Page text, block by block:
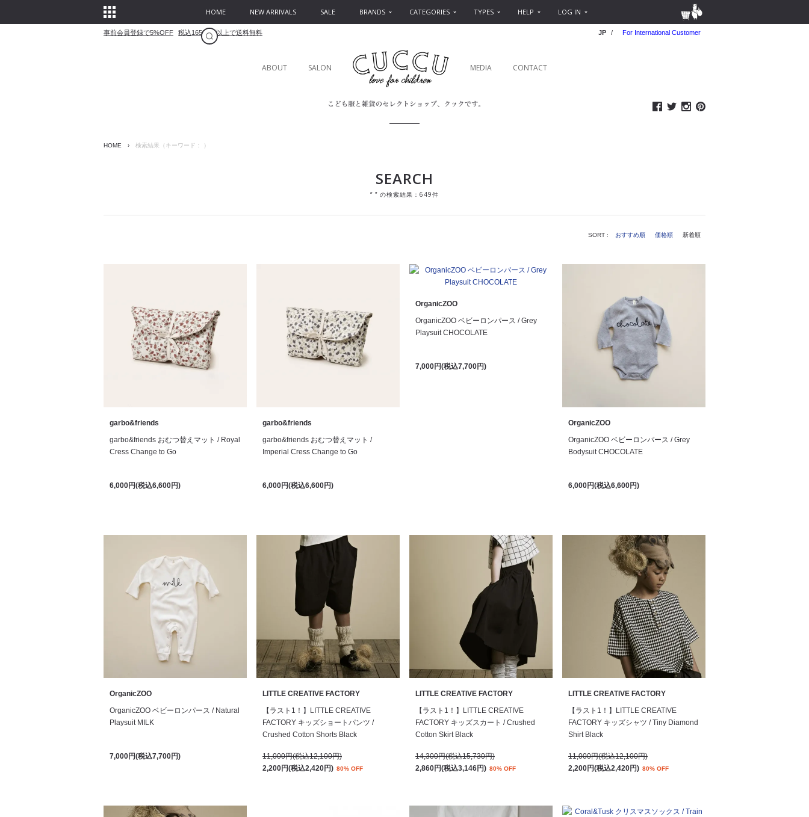
HOME NEW ARRIVALS SALE BRANDS CATEGORIES TYPES HELP LOG IN
事前会員登録で5%OFF 税込16500円以上で送料無料 JP / For International Customer
ABOUT SALON MEDIA CONTACT
HOME › 検索結果（キーワード： ）
SEARCH
“ ” の検索結果：649件
SORT : おすすめ順 価格順 新着順
garbo&friends
garbo&friends おむつ替えマット / Royal
Cress Change to Go
6,000円(税込6,600円)
garbo&friends
garbo&friends おむつ替えマット /
Imperial Cress Change to Go
6,000円(税込6,600円)
OrganicZOO
OrganicZOO ベビーロンパース / Grey
Playsuit CHOCOLATE
7,000円(税込7,700円)
OrganicZOO
OrganicZOO ベビーロンパース / Grey
Bodysuit CHOCOLATE
6,000円(税込6,600円)
OrganicZOO
OrganicZOO ベビーロンパース / Natural
Playsuit MILK
7,000円(税込7,700円)
LITTLE CREATIVE FACTORY
【ラスト1！】LITTLE CREATIVE
FACTORY キッズショートパンツ /
Crushed Cotton Shorts Black
11,000円(税込12,100円)
2,200円(税込2,420円) 80% OFF
LITTLE CREATIVE FACTORY
【ラスト1！】LITTLE CREATIVE
FACTORY キッズスカート / Crushed
Cotton Skirt Black
14,300円(税込15,730円)
2,860円(税込3,146円) 80% OFF
LITTLE CREATIVE FACTORY
【ラスト1！】LITTLE CREATIVE
FACTORY キッズシャツ / Tiny Diamond
Shirt Black
11,000円(税込12,100円)
2,200円(税込2,420円) 80% OFF